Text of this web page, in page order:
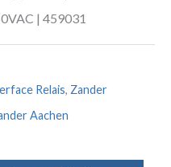
| 459031
Relais, Zander
Aachen